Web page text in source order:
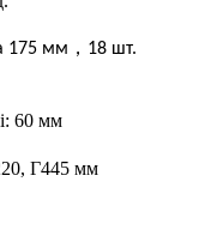
175 мм ， 18 шт.
60 мм
Г445 мм